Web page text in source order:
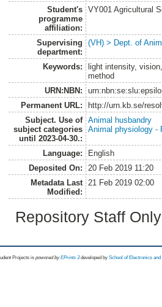
Student's
programme
affiliation:
VY001 Agricultural
Supervising
department:
(VH) > Dept. of
Keywords:
light intensity,
method
URN:NBN:
Permanent URL:
http://urn.kb.se/
Subject. Use of
subject categories
until 2023-04-30.:
Animal husbandry
Animal physiology -
Language:
English
Deposited On:
20 Feb 2019 11:20
Metadata Last
Modified:
21 Feb 2019 02:00
Repository Staff
Projects is powored byEPrints 3 developed by School of Electronics